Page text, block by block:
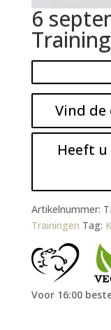
6
Training
Vind
Heeft u
Artikelnummer:
Trainingen Tag:
Voor 16:00